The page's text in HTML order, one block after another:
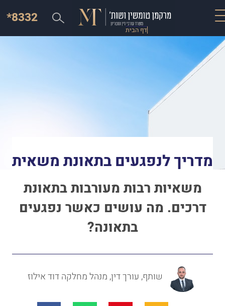
דף הבית
*8332
מדריך לנפגעים בתאונת משאית
משאיות רבות מעורבות בתאונת
דרכים. מה עושים כאשר נפגעים
בתאונה?
שותף, עורך דין, מנהל מחלקה דוד אילוז